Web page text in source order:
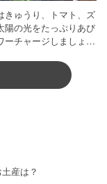
きゅうり、トマト、ズ
陽の光をたっぷりあび
ーチャージしましょう
産は？